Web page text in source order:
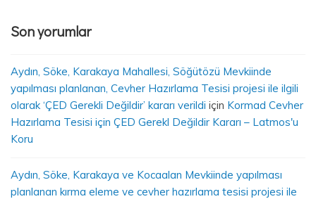
Son yorumlar
Aydın, Söke, Karakaya Mahallesi, Söğütözü Mevkiinde
yapılması planlanan, Cevher Hazırlama Tesisi projesi ile ilgili
olarak ‘ÇED Gerekli Değildir’ kararı verildi için Kormad Cevher
Hazırlama Tesisi için ÇED Gerekl Değildir Kararı – Latmos'u
Koru
Aydın, Söke, Karakaya ve Kocaalan Mevkiinde yapılması
planlanan kırma eleme ve cevher hazırlama tesisi projesi ile